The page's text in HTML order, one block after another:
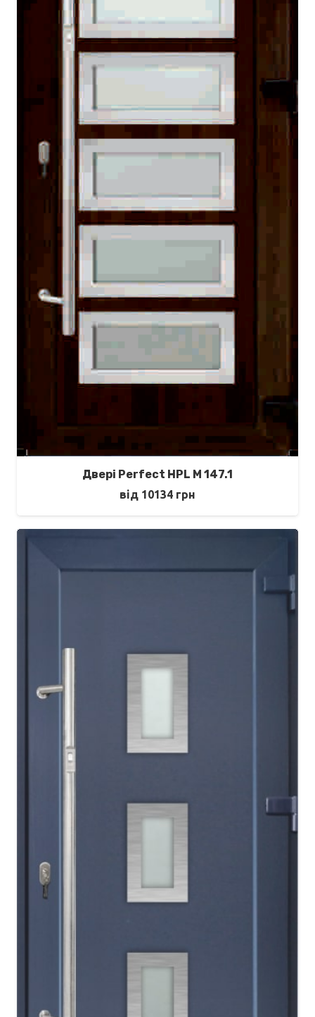
Двері Perfect HPL M 147.1
від 10134 грн